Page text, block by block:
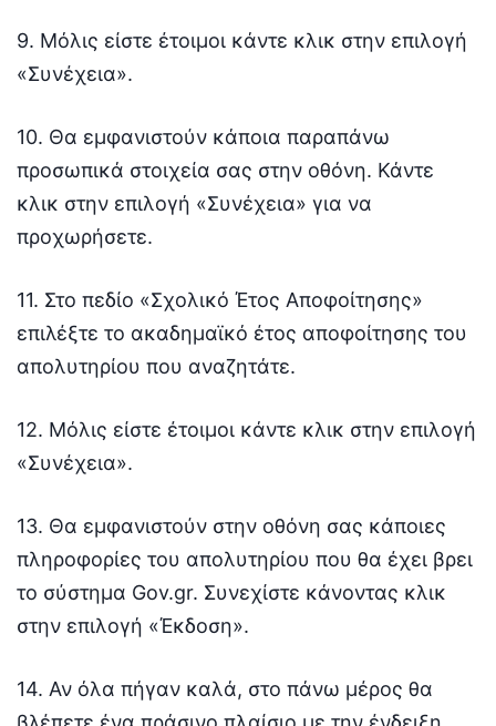
9. Μόλις είστε έτοιμοι κάντε κλικ στην επιλογή
«Συνέχεια».
10. Θα εμφανιστούν κάποια παραπάνω
προσωπικά στοιχεία σας στην οθόνη. Κάντε
κλικ στην επιλογή «Συνέχεια» για να
προχωρήσετε.
11. Στο πεδίο «Σχολικό Έτος Αποφοίτησης»
επιλέξτε το ακαδημαϊκό έτος αποφοίτησης του
απολυτηρίου που αναζητάτε.
12. Μόλις είστε έτοιμοι κάντε κλικ στην επιλογή
«Συνέχεια».
13. Θα εμφανιστούν στην οθόνη σας κάποιες
πληροφορίες του απολυτηρίου που θα έχει βρει
το σύστημα Gov.gr. Συνεχίστε κάνοντας κλικ
στην επιλογή «Έκδοση».
14. Αν όλα πήγαν καλά, στο πάνω μέρος θα